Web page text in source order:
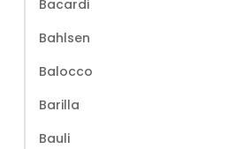
Bacardi
Bahlsen
Balocco
Barilla
Bauli